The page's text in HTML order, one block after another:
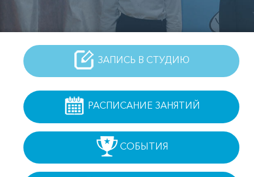
ЗАПИСЬ В СТУДИЮ
РАСПИСАНИЕ ЗАНЯТИЙ
СОБЫТИЯ